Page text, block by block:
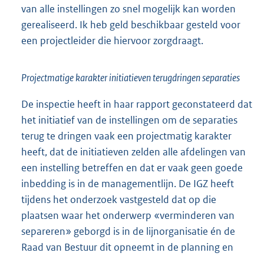
van alle instellingen zo snel mogelijk kan worden
gerealiseerd. Ik heb geld beschikbaar gesteld voor
een projectleider die hiervoor zorgdraagt.
Projectmatige karakter initiatieven terugdringen separaties
De inspectie heeft in haar rapport geconstateerd dat
het initiatief van de instellingen om de separaties
terug te dringen vaak een projectmatig karakter
heeft, dat de initiatieven zelden alle afdelingen van
een instelling betreffen en dat er vaak geen goede
inbedding is in de managementlijn. De IGZ heeft
tijdens het onderzoek vastgesteld dat op die
plaatsen waar het onderwerp «verminderen van
separeren» geborgd is in de lijnorganisatie én de
Raad van Bestuur dit opneemt in de planning en